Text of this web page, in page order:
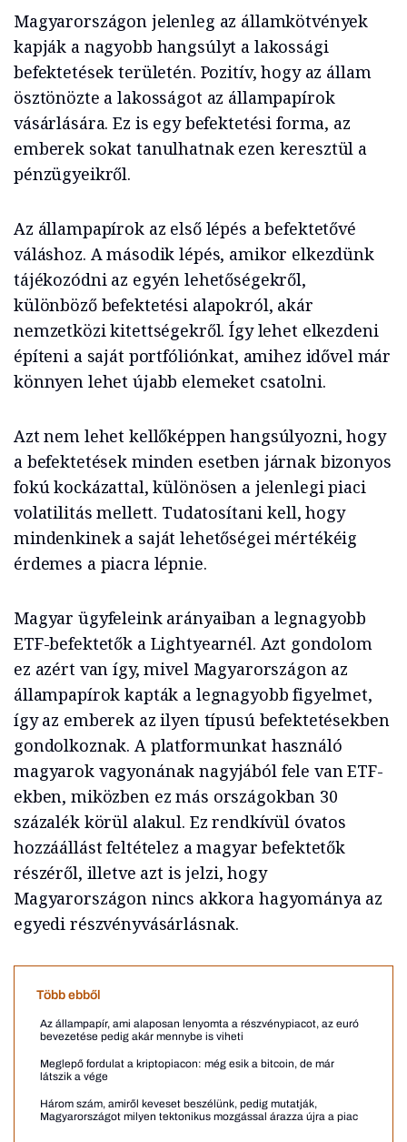
Magyarországon jelenleg az államkötvények
kapják a nagyobb hangsúlyt a lakossági
befektetések területén. Pozitív, hogy az állam
ösztönözte a lakosságot az állampapírok
vásárlására. Ez is egy befektetési forma, az
emberek sokat tanulhatnak ezen keresztül a
pénzügyeikről.
Az állampapírok az első lépés a befektetővé
váláshoz. A második lépés, amikor elkezdünk
tájékozódni az egyén lehetőségekről,
különböző befektetési alapokról, akár
nemzetközi kitettségekről. Így lehet elkezdeni
építeni a saját portfóliónkat, amihez idővel már
könnyen lehet újabb elemeket csatolni.
Azt nem lehet kellőképpen hangsúlyozni, hogy
a befektetések minden esetben járnak bizonyos
fokú kockázattal, különösen a jelenlegi piaci
volatilitás mellett. Tudatosítani kell, hogy
mindenkinek a saját lehetőségei mértékéig
érdemes a piacra lépnie.
Magyar ügyfeleink arányaiban a legnagyobb
ETF-befektetők a Lightyearnél. Azt gondolom
ez azért van így, mivel Magyarországon az
állampapírok kapták a legnagyobb figyelmet,
így az emberek az ilyen típusú befektetésekben
gondolkoznak. A platformunkat használó
magyarok vagyonának nagyjából fele van ETF-
ekben, miközben ez más országokban 30
százalék körül alakul. Ez rendkívül óvatos
hozzáállást feltételez a magyar befektetők
részéről, illetve azt is jelzi, hogy
Magyarországon nincs akkora hagyománya az
egyedi részvényvásárlásnak.
Több ebből
Az állampapír, ami alaposan lenyomta a részvénypiacot, az euró
bevezetése pedig akár mennybe is viheti
Meglepő fordulat a kriptopiacon: még esik a bitcoin, de már
látszik a vége
Három szám, amiről keveset beszélünk, pedig mutatják,
Magyarországot milyen tektonikus mozgással árazza újra a piac